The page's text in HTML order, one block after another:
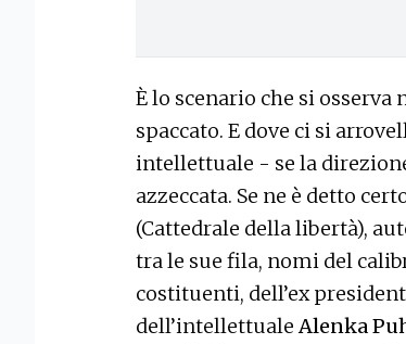
È lo scenario che si osserva
spaccato. E dove ci si
intellettuale - se la
azzeccata. Se ne è detto
(Cattedrale della libertà),
tra le sue fila, nomi del
costituenti, dell’ex
dell’intellettualeAlenka